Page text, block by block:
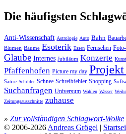
Die häufigsten
Anti-Wissenschaft Astrologie Auto Bahn
Blumen Bäume Esoterik Essen Fernsehen
Glaube Internes Jubiläum Konzerte Kunst
Pfaffenhofen Picture my day Projekt
Satire Schilder Schnee Schreibfehler Shopping
Suchanfragen Universum Wahlen Wasser
Zeitungsausschnitte zuhause
» Zur vollständigen Schlagwort-Wolke
© 2006-2026 Andreas Grögel |